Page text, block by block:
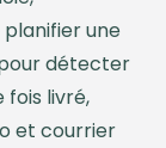
une
détecter
fois livré,
et courrier